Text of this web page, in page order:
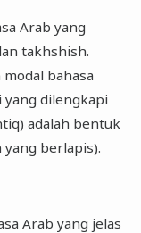
Arab yang
takhshish.
bahasa
dilengkapi
adalah bentuk
berlapis).
Arab yang jelas